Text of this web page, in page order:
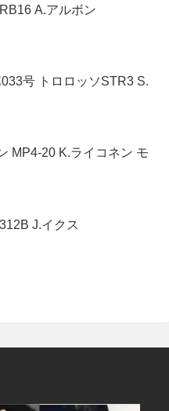
A.アルボン
号 トロロッソSTR3 S.
MP4-20 K.ライコネン モ
J.イクス